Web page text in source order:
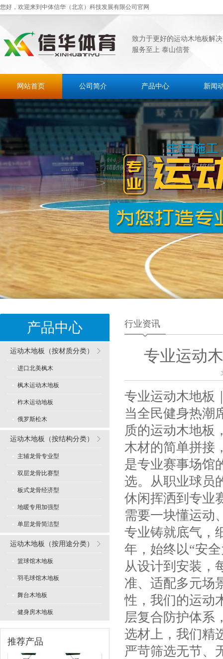
您好，欢迎来到中体信华（北京）科技发展有限公司官网
致力于更好的运动木地板解
服务至上 泰山信誉
网站首页 公司简介 产品中心 新闻
产品中心
运动木地板（按材质分类）
进口北美枫木
枫木运动木地板
柞木运动地板
俄罗斯松木
运动木地板（按结构分类）
主辅龙骨专业型
双层龙骨比赛型
板式龙骨经济型
地暖专用加强型
单层龙骨简洁型
运动木地板（按用途分类）
篮球馆木地板
羽毛球馆木地板
舞台木地板
健身房木地板
推荐产品
专业舞蹈地板型
LVL型比赛结构
行业资讯
专业运动
专业运动木地板
当全民健身热潮
质的运动木地板
木材的简单拼接
是专业赛事场馆
选。从职业球员
休闲挥洒到专业
需要一块懂运动
专业铸就底气，
年，始终以“安
从设计到安装，
准、适配多元场
性，我们的运动
层复合防护体系
选材上，我们精
严苛筛选无节、